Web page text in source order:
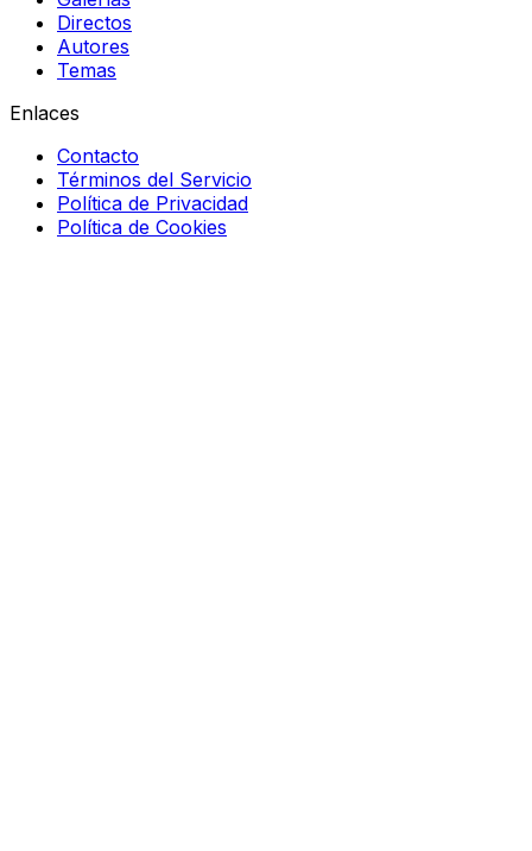
Directos
Autores
Temas
Enlaces
Contacto
Términos del Servicio
Política de Privacidad
Política de Cookies